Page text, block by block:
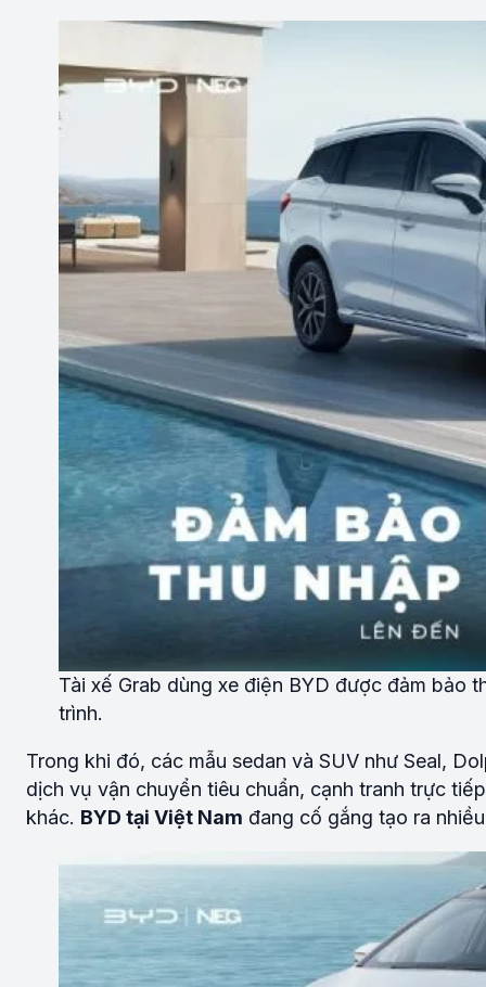
Tài xế Grab dùng xe điện BYD được đảm bảo
trình.
Trong khi đó, các mẫu sedan và SUV như Seal,
dịch vụ vận chuyển tiêu chuẩn, cạnh tranh trực
khác. BYD tại Việt Nam đang cố gắng tạo ra